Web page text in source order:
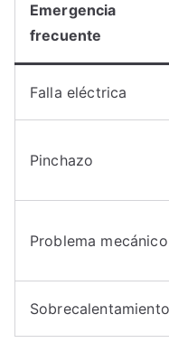
Emergencia
frecuente
Falla eléctrica
Pinchazo
Problema mecánico
Sobrecalentamiento